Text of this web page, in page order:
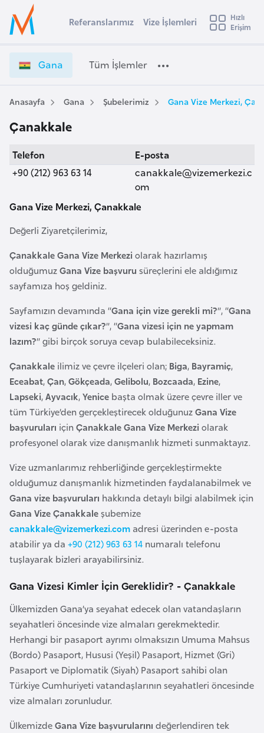
Ülke Seçimi
Başvuru yapmak istediğiniz ülkeyi seçin
Üye
Girişi
a
a
V
e
l
l
e
i
e
t
Referanslarımız Vize İşlemleri
Hızlı
Erişim
Gana Tüm İşlemler
Anasayfa Gana Şubelerimiz Gana Vize Merkezi,
Çanakkale
Telefon
+90 (212) 963 63 14
E-posta
canakkale@vizemerkezi.c
om
Gana Vize Merkezi, Çanakkale
Değerli Ziyaretçilerimiz,
Çanakkale Gana Vize Merkezi olarak hazırlamış
olduğumuzGana Vize başvuru süreçlerini ele aldığımız
sayfamıza hoş geldiniz.
Sayfamızın devamında “Gana için vize gerekli mi?”, “Gana
vizesi kaç günde çıkar?”, “Gana vizesi için ne yapmam
lazım?” gibi birçok soruya cevap bulabileceksiniz.
Çanakkale ilimiz ve çevre ilçeleri olan; Biga, Bayramiç,
Eceabat,Çan,Gökçeada,Gelibolu, Bozcaada, Ezine,
Lapseki,Ayvacık,Yenice başta olmak üzere çevre iller ve
tüm Türkiye’den gerçekleştirecek olduğunuzGana Vize
başvuruları içinÇanakkale Gana Vize Merkezi olarak
profesyonel olarak vize danışmanlık hizmeti sunmaktayız.
Vize uzmanlarımız rehberliğinde gerçekleştirmekte
olduğumuz danışmanlık hizmetinden faydalanabilmek ve
Gana vize başvuruları hakkında detaylı bilgi alabilmek için
Gana Vize Çanakkaleşubemize
canakkale@vizemerkezi.com adresi üzerinden e-posta
atabilir ya da +90 (212) 963 63 14 numaralı telefonu
tuşlayarak bizleri arayabilirsiniz.
Gana Vizesi Kimler İçin Gereklidir? - Çanakkale
Ülkemizden Gana’ya seyahat edecek olan vatandaşların
seyahatleri öncesinde vize almaları gerekmektedir.
Herhangi bir pasaport ayrımı olmaksızın Umuma Mahsus
(Bordo) Pasaport, Hususi (Yeşil) Pasaport, Hizmet (Gri)
Pasaport ve Diplomatik (Siyah) Pasaport sahibi olan
Türkiye Cumhuriyeti vatandaşlarının seyahatleri öncesinde
vize almaları zorunludur.
ÜlkemizdeGana Vize başvurularını değerlendiren tek
s
t
r
a
v
u
t
r
y
a
z
e
r
b
a
y
c
a
n
B
e
y
n
n
a
ş